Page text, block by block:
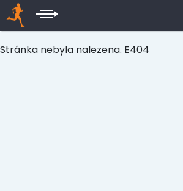
Stránka nebyla nalezena. E404